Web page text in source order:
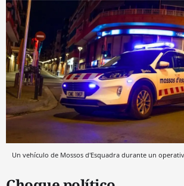
Un vehículo de Mossos d'Esquadra durante un